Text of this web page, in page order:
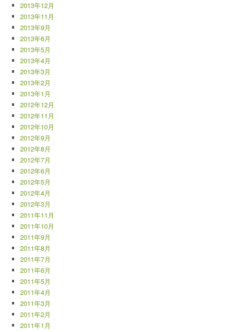
2013年12月
2013年11月
2013年9月
2013年6月
2013年5月
2013年4月
2013年3月
2013年2月
2013年1月
2012年12月
2012年11月
2012年10月
2012年9月
2012年8月
2012年7月
2012年6月
2012年5月
2012年4月
2012年3月
2011年11月
2011年10月
2011年9月
2011年8月
2011年7月
2011年6月
2011年5月
2011年4月
2011年3月
2011年2月
2011年1月